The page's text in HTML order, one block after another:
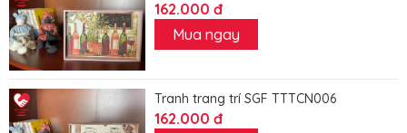
162.000 đ
Mua ngay
Tranh trang trí SGF TTTCN006
162.000 đ